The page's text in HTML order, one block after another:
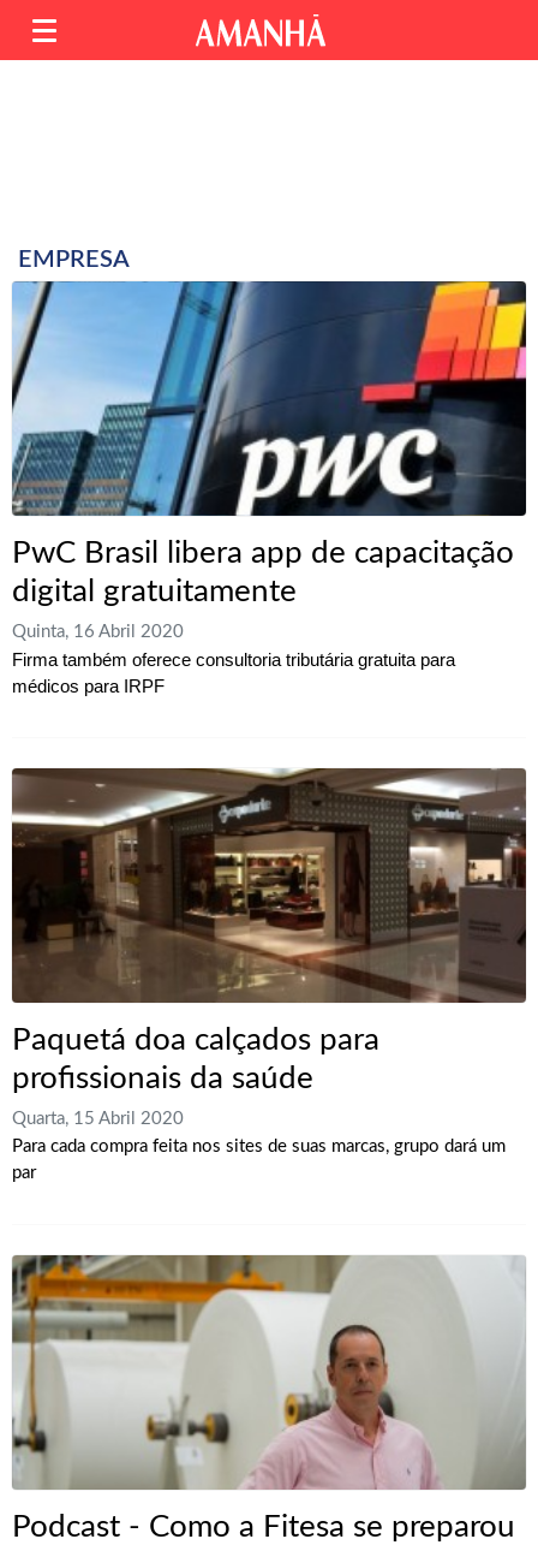
EMPRESA
PwC Brasil libera app de capacitação
digital gratuitamente
Quinta, 16 Abril 2020
Firma também oferece consultoria tributária gratuita para
médicos para IRPF
Paquetá doa calçados para
profissionais da saúde
Quarta, 15 Abril 2020
Para cada compra feita nos sites de suas marcas, grupo dará um
par
Podcast - Como a Fitesa se preparou